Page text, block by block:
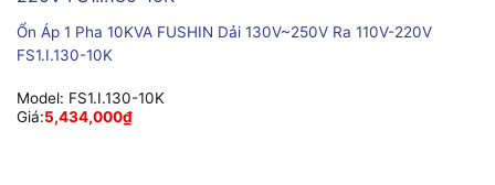
Ổn Áp 1 Pha 10KVA FUSHIN Dải 130V~250V Ra 110V-220V
FS1.I.130-10K
Model: FS1.I.130-10K
Giá:5,434,000₫